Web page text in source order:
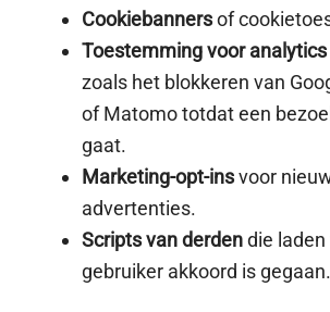
Cookiebannersof
Toestemming voor
zoals het blokkeren van
of Matomo totdat een
gaat.
Marketing-opt-insvoor
advertenties.
Scripts van derdendie
gebruiker akkoord is gegaan.